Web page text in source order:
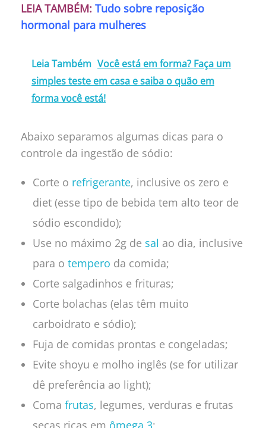
LEIA TAMBÉM: Tudo sobre reposição
hormonal para mulheres
Leia Também Você está em forma? Faça um
simples teste em casa e saiba o quão em
forma você está!
Abaixo separamos algumas dicas para o
controle da ingestão de sódio:
Corte o refrigerante, inclusive os zero e
diet (esse tipo de bebida tem alto teor de
sódio escondido);
Use no máximo 2g de sal ao dia, inclusive
para o tempero da comida;
Corte salgadinhos e frituras;
Corte bolachas (elas têm muito
carboidrato e sódio);
Fuja de comidas prontas e congeladas;
Evite shoyu e molho inglês (se for utilizar
dê preferência ao light);
Coma frutas, legumes, verduras e frutas
secas ricas em ômega 3;